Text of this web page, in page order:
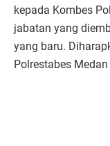
kepada Kombes
jabatan yang
yang baru.
Polrestabes